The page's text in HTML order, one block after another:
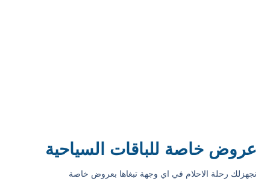
عروض خاصة للباقات السياحية
نجهزلك رحلة الاحلام في اي وجهة تبغاها بعروض خاصة